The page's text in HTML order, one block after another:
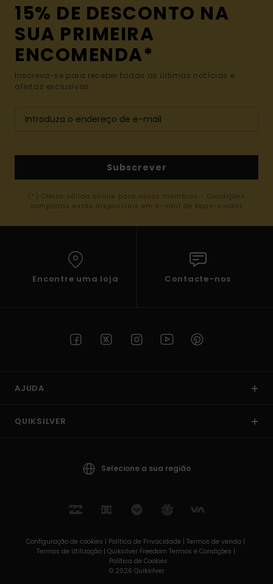
15% DE DESCONTO NA
SUA PRIMEIRA
ENCOMENDA*
Inscreva-se para receber todas as últimas notícias e
ofertas exclusivas.
Subscrever
(*) Oferta válida online para novos membros - Condições
completas estão disponíveis em e-mail de boas-vindas
Encontre uma loja Contacte-nos
AJUDA
QUIKSILVER
Selecione a sua região
Configuração de cookies | Política de Privacidade | Termos de venda |
Termos de Utilizaçâo | Quiksilver Freedom Termos e Condições |
Política de Cookies
© 2026 Quiksilver